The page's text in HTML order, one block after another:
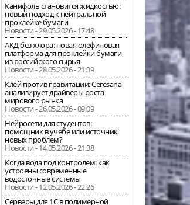
Канифоль становится жидкостью:
новый подход к нейтральной
проклейке бумаги
Новости - 29.05.2026 - 17:48
АКД без хлора: новая олефиновая
платформа для проклейки бумаги
из российского сырья
Новости - 28.05.2026 - 21:39
Клей против гравитации: Ceresana
анализирует драйверы роста
мирового рынка
Новости - 26.05.2026 - 09:09
Нейросети для студентов:
помощник в учебе или источник
новых проблем?
Новости - 14.05.2026 - 21:38
Когда вода под контролем: как
устроены современные
водосточные системы
Новости - 12.05.2026 - 22:26
Серверы для 1С в полимерной